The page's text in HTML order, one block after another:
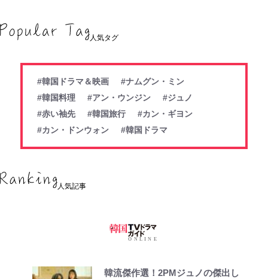
人気タグ
#韓国ドラマ＆映画
#ナムグン・ミン
#韓国料理
#アン・ウンジン
#ジュノ
#赤い袖先
#韓国旅行
#カン・ギヨン
#カン・ドンウォン
#韓国ドラマ
人気記事
韓流傑作選！2PMジュノの傑出し